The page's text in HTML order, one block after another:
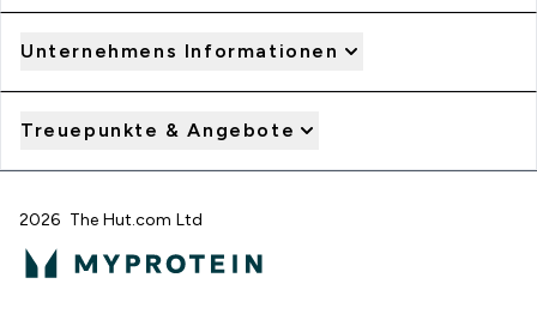
Unternehmens Informationen
Treuepunkte & Angebote
2026 The Hut.com Ltd